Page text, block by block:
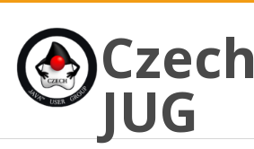
content
Czech JUG
CZECH JAVA USER GROUP
Czech
JUG